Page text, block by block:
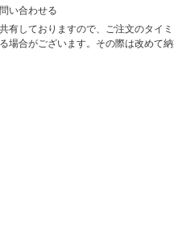
い合わせる
有しておりますので、ご注文のタイ
場合がございます。その際は改めて